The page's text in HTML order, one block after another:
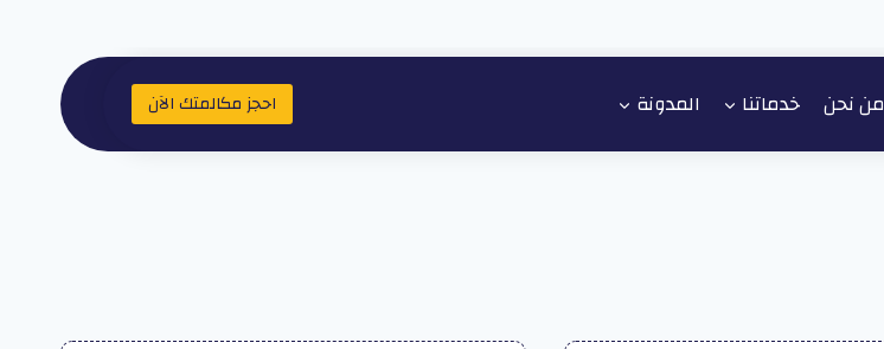
من نحن خدماتنا المدونة احجز مكالمتك الآن